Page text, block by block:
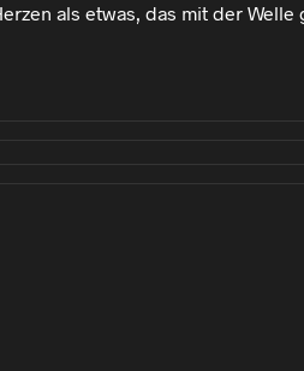
als etwas, das mit der